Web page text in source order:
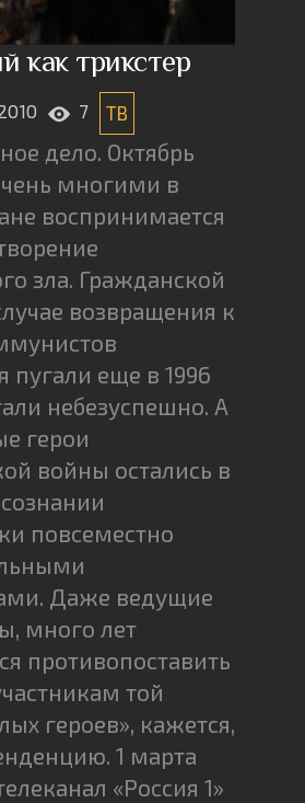
как трикстер
7 ТВ
дело. Октябрь
многими в
воспринимается
зла. Гражданской
возвращения к
пугали еще в 1996
небезуспешно. А
герои
войны остались в
повсеместно
Даже ведущие
много лет
противопоставить
той
героев», кажется,
1 марта
«Россия 1»